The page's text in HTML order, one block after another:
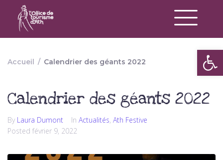
Accueil / Calendrier des géants 2022
Calendrier des géants 2022
By Laura Dumont In Actualités, Ath Festive
Posted février 9, 2022